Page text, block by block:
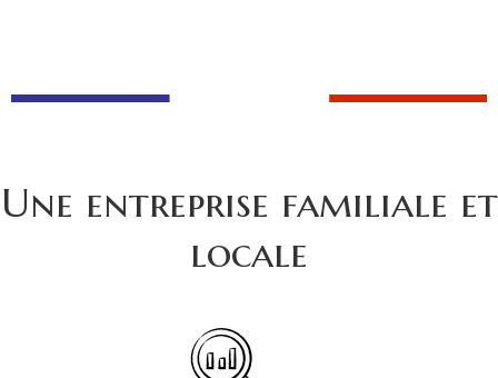
Une entreprise familiale et
locale